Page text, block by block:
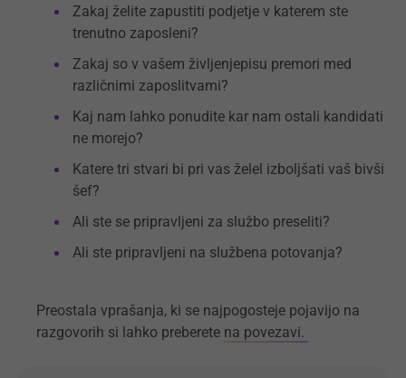
Zakaj želite zapustiti podjetje v katerem ste
trenutno zaposleni?
Zakaj so v vašem življenjepisu premori med
različnimi zaposlitvami?
Kaj nam lahko ponudite kar nam ostali kandidati
ne morejo?
Katere tri stvari bi pri vas želel izboljšati vaš bivši
šef?
Ali ste se pripravljeni za službo preseliti?
Ali ste pripravljeni na službena potovanja?
Preostala vprašanja, ki se najpogosteje pojavijo na
razgovorih si lahko preberete na povezavi.